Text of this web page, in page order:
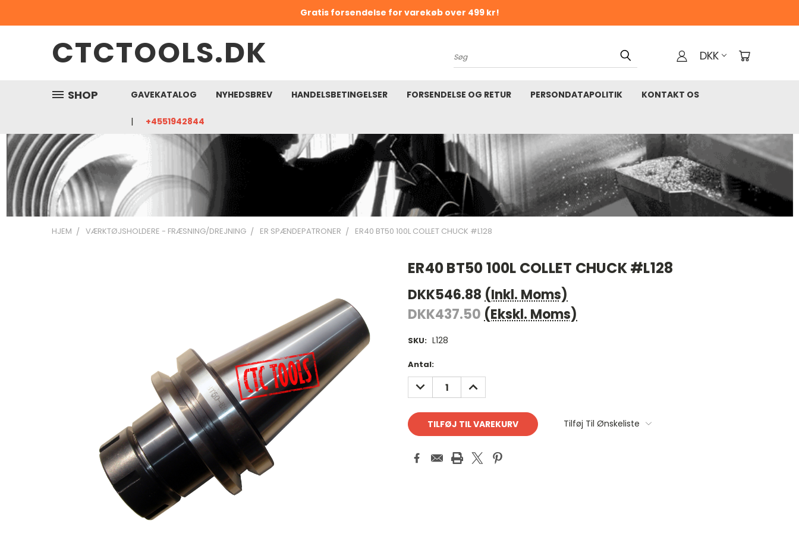
Gratis forsendelse for varekøb over 499 kr!
CTCTOOLS.DK Søg DKK
SHOP GAVEKATALOG NYHEDSBREV HANDELSBETINGELSER FORSENDELSE OG RETUR PERSONDATAPOLITIK KONTAKT OS
+4551942844
HJEM VÆRKTØJSHOLDERE - FRÆSNING/DREJNING ER SPÆNDEPATRONER ER40 BT50 100L COLLET CHUCK #L128
ER40 BT50 100L COLLET CHUCK #L128
DKK546.88 (Inkl. Moms)
DKK437.50 (Ekskl. Moms)
SKU: L128
Antal
på
lager:
Antal:
REDUCER
ANTAL:
FORØG
ANTAL:
Tilføj Til Ønskeliste